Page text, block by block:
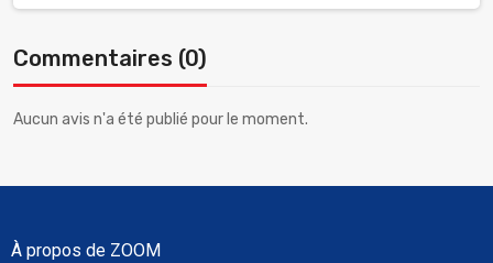
Commentaires (0)
Aucun avis n'a été publié pour le moment.
À propos de ZOOM